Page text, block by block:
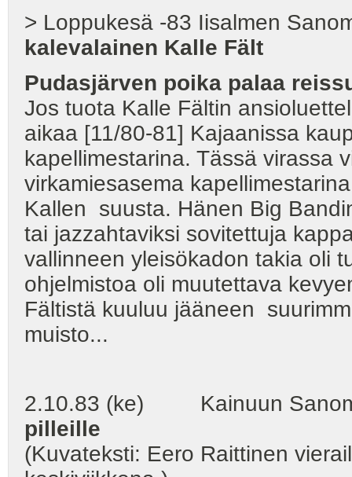
> Loppukesä -83 Iisalmen
kalevalainen Kalle Fält
Pudasjärven poika palaa
Jos tuota Kalle Fältin
aikaa [11/80-81] Kajaanissa
kapellimestarina. Tässä virassa
virkamiesasema
Kallen suusta. Hänen Big
tai jazzahtaviksi sovitettuja
vallinneen yleisökadon takia oli
ohjelmistoa oli muutettava
Fältistä kuuluu jääneen
muisto...
2.10.83 (ke) Kainuun
pilleille
(Kuvateksti: Eero Raittinen